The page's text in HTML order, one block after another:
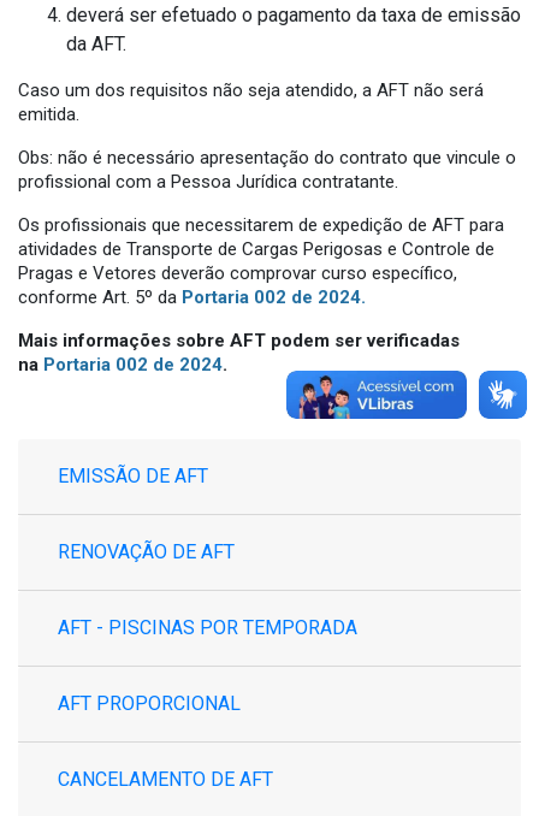
deverá ser efetuado o pagamento da taxa de emissão
da AFT.
Caso um dos requisitos não seja atendido, a AFT não será
emitida.
Obs: não é necessário apresentação do contrato que vincule o
profissional com a Pessoa Jurídica contratante.
Os profissionais que necessitarem de expedição de AFT para
atividades de Transporte de Cargas Perigosas e Controle de
Pragas e Vetores deverão comprovar curso específico,
conforme Art. 5º da Portaria 002 de 2024.
Mais informações sobre AFT podem ser verificadas
na Portaria 002 de 2024.
EMISSÃO DE AFT
RENOVAÇÃO DE AFT
AFT - PISCINAS POR TEMPORADA
AFT PROPORCIONAL
CANCELAMENTO DE AFT